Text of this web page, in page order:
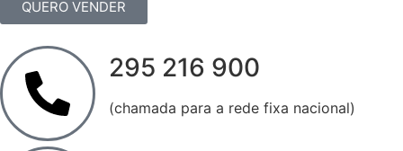
QUERO VENDER
295 216 900
(chamada para a rede fixa nacional)